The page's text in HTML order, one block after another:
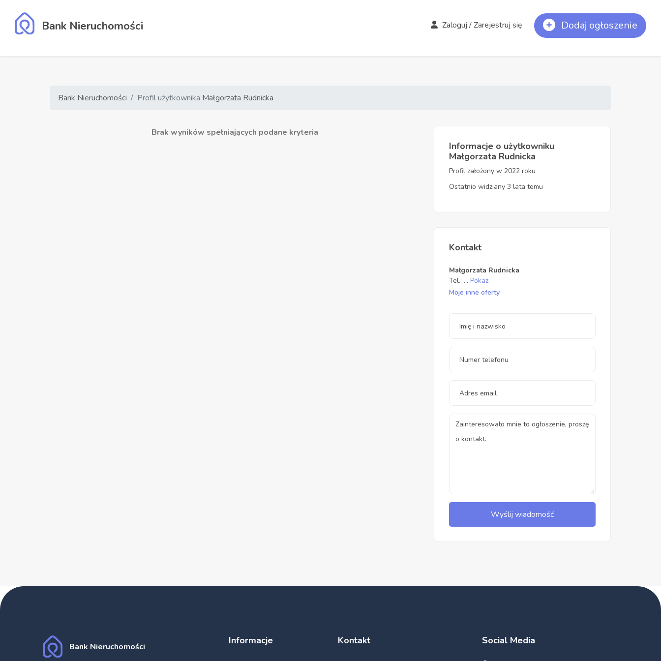
Bank Nieruchomości Zaloguj / Zarejestruj się Dodaj ogłoszenie
Bank Nieruchomości Profil użytkownika Małgorzata Rudnicka
Brak wyników spełniających podane kryteria
Informacje o użytkowniku
Małgorzata Rudnicka
Profil założony w 2022 roku
Ostatnio widziany 3 lata temu
Kontakt
Małgorzata Rudnicka
Tel.: ... Pokaż
Moje inne oferty
Wyślij wiadomość
Bank Nieruchomości
Informacje Kontakt Social Media